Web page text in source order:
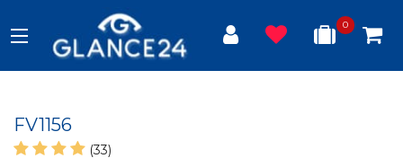
0
FV1156
(33)